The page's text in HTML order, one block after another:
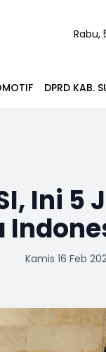
Rabu,
DPRD KAB.
Ini 5
Kamis 16 Feb